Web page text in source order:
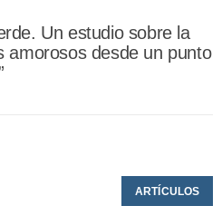
Un estudio sobre la
amorosos desde un punto
ARTÍCULOS